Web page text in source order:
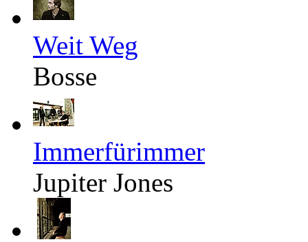
Weit Weg
Bosse
Immerfürimmer
Jupiter Jones